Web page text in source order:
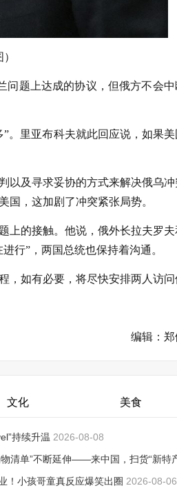
问题上达成的协议，但俄方不会中
。里亚布科夫就此回应说，如果
以及寻求妥协的方式来解决俄乌
国，这加剧了冲突紧张局势。
上的接触。他说，俄外长拉夫罗
行”，两国总统也保持着沟通。
，如有必要，将尽快安排两人访
编辑：